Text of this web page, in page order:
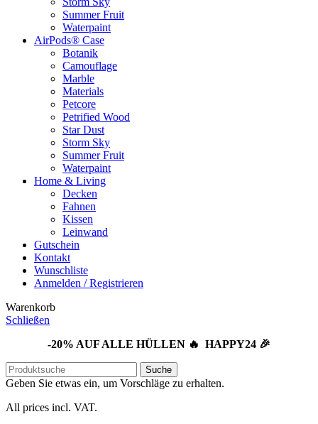
Summer Fruit
Waterpaint
AirPods® Case
Botanik
Camouflage
Marble
Materials
Petcore
Petrified Wood
Star Dust
Storm Sky
Summer Fruit
Waterpaint
Home & Living
Decken
Fahnen
Kissen
Leinwand
Gutschein
Kontakt
Wunschliste
Anmelden / Registrieren
Warenkorb
Schließen
-20% AUF ALLE HÜLLEN 🔥 HAPPY24 🎉
Suche
Geben Sie etwas ein, um Vorschläge zu erhalten.
All prices incl. VAT.